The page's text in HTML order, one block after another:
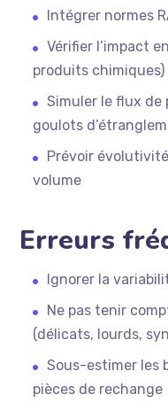
Intégrer normes
Vérifier l’impact
produits chimiques)
Simuler le flux
goulots
Prévoir
volume
Erreurs
Ignorer la
Ne pas tenir
(délicats, lourds,
Sous-estimer les
pièces de rechange